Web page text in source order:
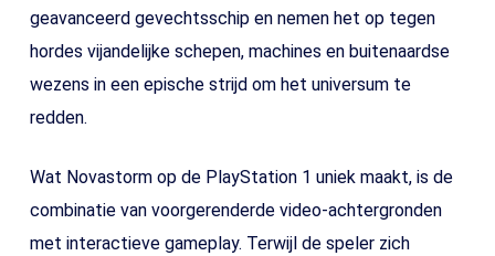
geavanceerd gevechtsschip en nemen het op tegen
hordes vijandelijke schepen, machines en buitenaardse
wezens in een epische strijd om het universum te
redden.
Wat Novastorm op de PlayStation 1 uniek maakt, is de
combinatie van voorgerenderde video-achtergronden
met interactieve gameplay. Terwijl de speler zich